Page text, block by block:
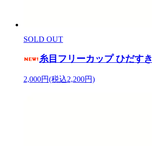
SOLD OUT
糸目フリーカップ ひだすき
2,000円(税込2,200円)